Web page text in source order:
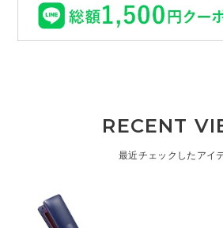
RECENT
最近チェックしたアイ